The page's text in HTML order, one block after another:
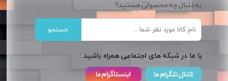
به دنبال چه محصولی هستید؟
جستجو
​​با ما در شبکه های اجتماعی همراه باشید :